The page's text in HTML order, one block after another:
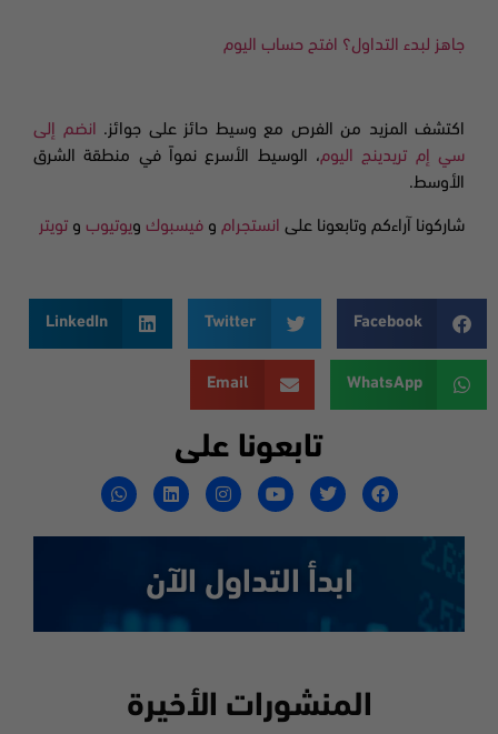
جاهز لبدء التداول؟ افتح حساب اليوم
اكتشف المزيد من الفرص مع وسيط حائز على جوائز. انضم إلى
سي إم تريدينج اليوم، الوسيط الأسرع نمواً في منطقة الشرق
الأوسط.
شاركونا آراءكم وتابعونا على انستجرام و فيسبوك ويوتيوب و تويتر
Facebook
Twitter
LinkedIn
WhatsApp
Email
تابعونا على
ابدأ التداول الآن
المنشورات الأخيرة